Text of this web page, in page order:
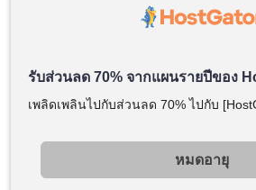
รับส่วนลด 70% จากแผนรายปีของ
เพลิดเพลินไปกับส่วนลด 70% ไปกับ
หมดอายุ